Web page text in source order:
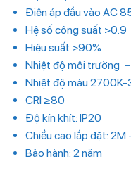
Điện áp đầu vào AC
Hệ số công suất >0.9
Hiệu suất >90%
Nhiệt độ môi trường
Nhiệt độ màu
CRI ≥80
Độ kín khít: IP20
Chiều cao lắp đặt: 2M
Bảo hành: 2 năm